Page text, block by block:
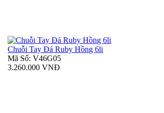
Chuỗi Tay Đá Ruby Hồng 6li
Mã Số: V46G05
3.260.000 VNĐ